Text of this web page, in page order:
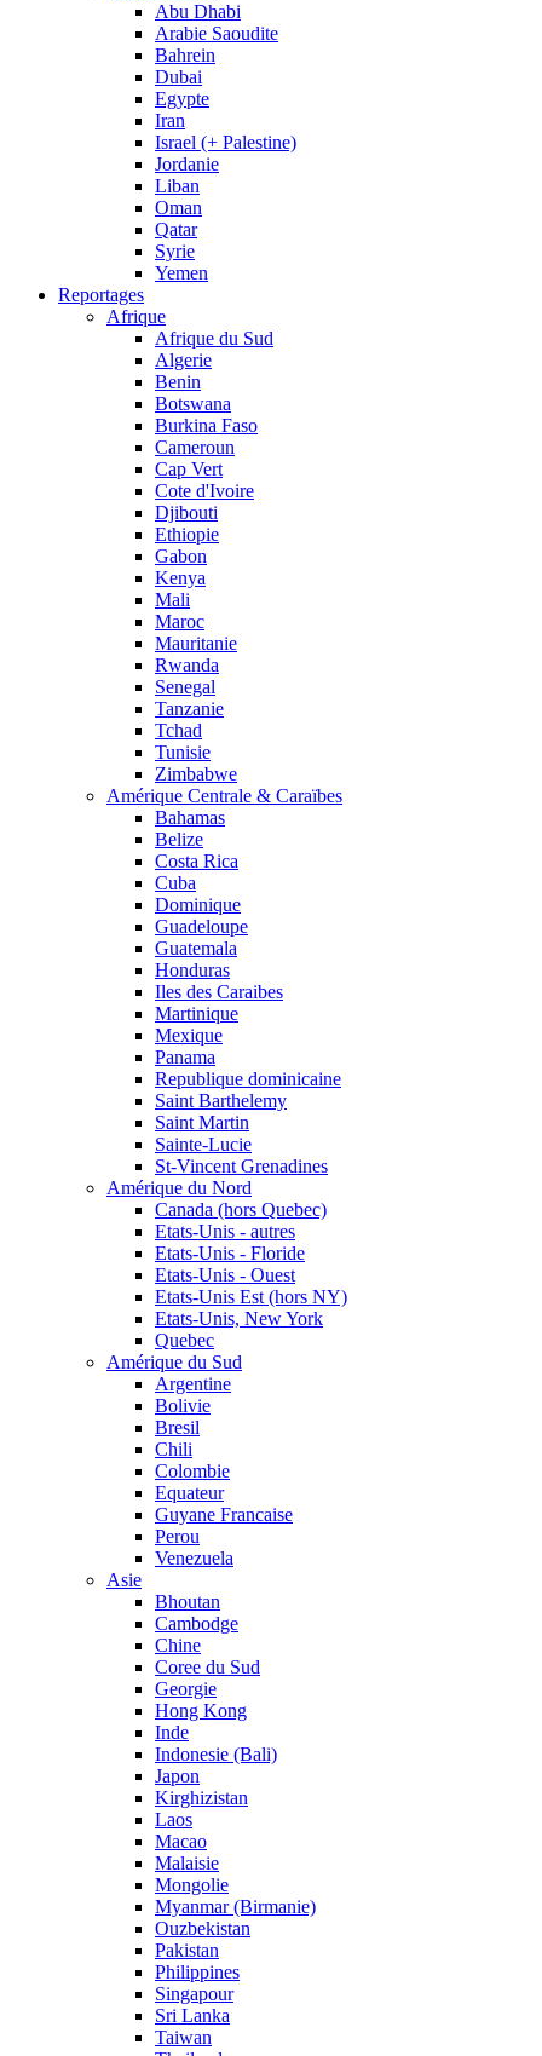
Abu Dhabi
Arabie Saoudite
Bahrein
Dubai
Egypte
Iran
Israel (+ Palestine)
Jordanie
Liban
Oman
Qatar
Syrie
Yemen
Reportages
Afrique
Afrique du Sud
Algerie
Benin
Botswana
Burkina Faso
Cameroun
Cap Vert
Cote d'Ivoire
Djibouti
Ethiopie
Gabon
Kenya
Mali
Maroc
Mauritanie
Rwanda
Senegal
Tanzanie
Tchad
Tunisie
Zimbabwe
Amérique Centrale & Caraïbes
Bahamas
Belize
Costa Rica
Cuba
Dominique
Guadeloupe
Guatemala
Honduras
Iles des Caraibes
Martinique
Mexique
Panama
Republique dominicaine
Saint Barthelemy
Saint Martin
Sainte-Lucie
St-Vincent Grenadines
Amérique du Nord
Canada (hors Quebec)
Etats-Unis - autres
Etats-Unis - Floride
Etats-Unis - Ouest
Etats-Unis Est (hors NY)
Etats-Unis, New York
Quebec
Amérique du Sud
Argentine
Bolivie
Bresil
Chili
Colombie
Equateur
Guyane Francaise
Perou
Venezuela
Asie
Bhoutan
Cambodge
Chine
Coree du Sud
Georgie
Hong Kong
Inde
Indonesie (Bali)
Japon
Kirghizistan
Laos
Macao
Malaisie
Mongolie
Myanmar (Birmanie)
Ouzbekistan
Pakistan
Philippines
Singapour
Sri Lanka
Taiwan